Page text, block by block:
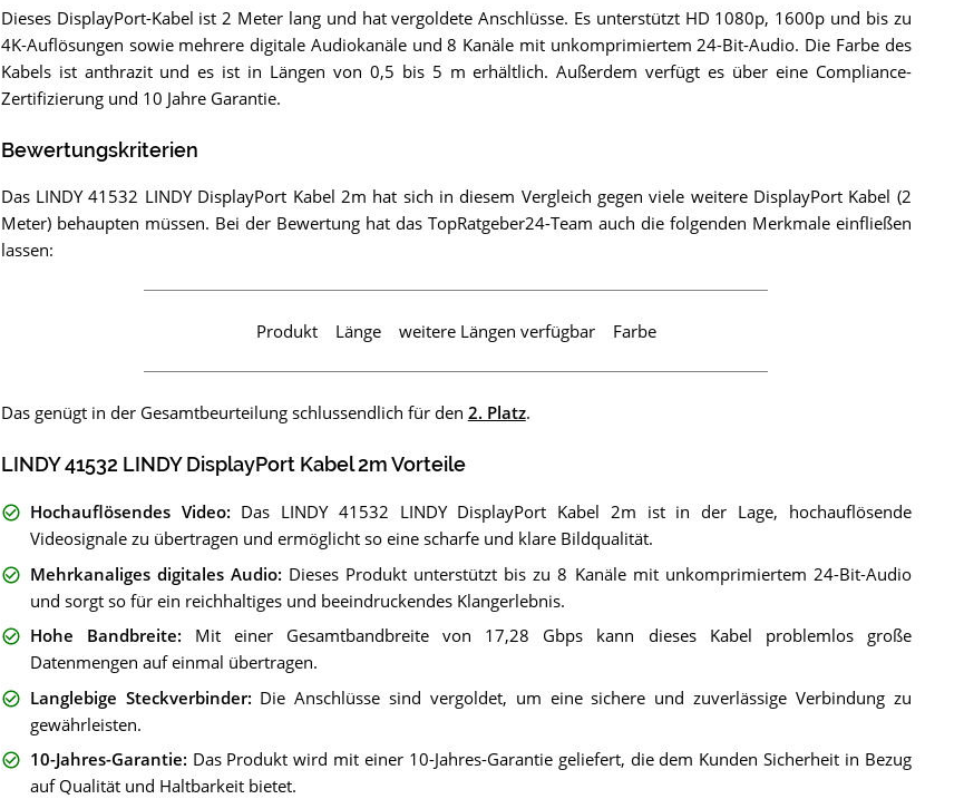
Dieses DisplayPort-Kabel ist 2 Meter lang und hat vergoldete Anschlüsse. Es unterstützt HD 1080p, 1600p und bis zu
4K-Auflösungen sowie mehrere digitale Audiokanäle und 8 Kanäle mit unkomprimiertem 24-Bit-Audio. Die Farbe des
Kabels ist anthrazit und es ist in Längen von 0,5 bis 5 m erhältlich. Außerdem verfügt es über eine Compliance-
Zertifizierung und 10 Jahre Garantie.
Bewertungskriterien
Das LINDY 41532 LINDY DisplayPort Kabel 2m hat sich in diesem Vergleich gegen viele weitere DisplayPort Kabel (2
Meter) behaupten müssen. Bei der Bewertung hat das TopRatgeber24-Team auch die folgenden Merkmale einfließen
lassen:
Produkt Länge weitere Längen verfügbar Farbe
Das genügt in der Gesamtbeurteilung schlussendlich für den 2. Platz.
LINDY 41532 LINDY DisplayPort Kabel 2m Vorteile
Hochauflösendes Video: Das LINDY 41532 LINDY DisplayPort Kabel 2m ist in der Lage, hochauflösende
Videosignale zu übertragen und ermöglicht so eine scharfe und klare Bildqualität.
Mehrkanaliges digitales Audio: Dieses Produkt unterstützt bis zu 8 Kanäle mit unkomprimiertem 24-Bit-Audio
und sorgt so für ein reichhaltiges und beeindruckendes Klangerlebnis.
Hohe Bandbreite: Mit einer Gesamtbandbreite von 17,28 Gbps kann dieses Kabel problemlos große
Datenmengen auf einmal übertragen.
Langlebige Steckverbinder: Die Anschlüsse sind vergoldet, um eine sichere und zuverlässige Verbindung zu
gewährleisten.
10-Jahres-Garantie: Das Produkt wird mit einer 10-Jahres-Garantie geliefert, die dem Kunden Sicherheit in Bezug
auf Qualität und Haltbarkeit bietet.